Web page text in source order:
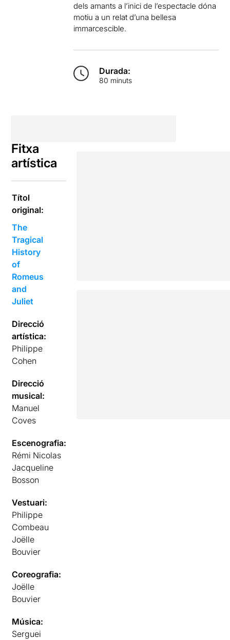
dels amants a l’inici de l’espectacle dóna
motiu a un relat d’una bellesa
immarcescible.
Durada:
80 minuts
Fitxa
artística
Títol
original:
The
Tragical
History
of
Romeus
and
Juliet
Direcció
artística:
Philippe
Cohen
Direcció
musical:
Manuel
Coves
Escenografia:
Rémi Nicolas
Jacqueline
Bosson
Vestuari:
Philippe
Combeau
Joëlle
Bouvier
Coreografia:
Joëlle
Bouvier
Música:
Serguei